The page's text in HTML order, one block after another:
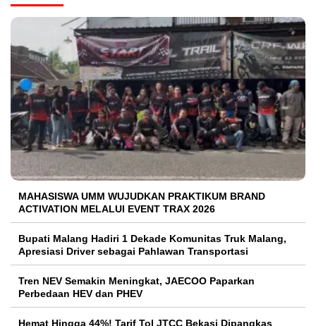
MAHASISWA UMM WUJUDKAN PRAKTIKUM BRAND
ACTIVATION MELALUI EVENT TRAX 2026
Bupati Malang Hadiri 1 Dekade Komunitas Truk Malang,
Apresiasi Driver sebagai Pahlawan Transportasi
Tren NEV Semakin Meningkat, JAECOO Paparkan
Perbedaan HEV dan PHEV
Hemat Hingga 44%! Tarif Tol JTCC Bekasi Dipangkas